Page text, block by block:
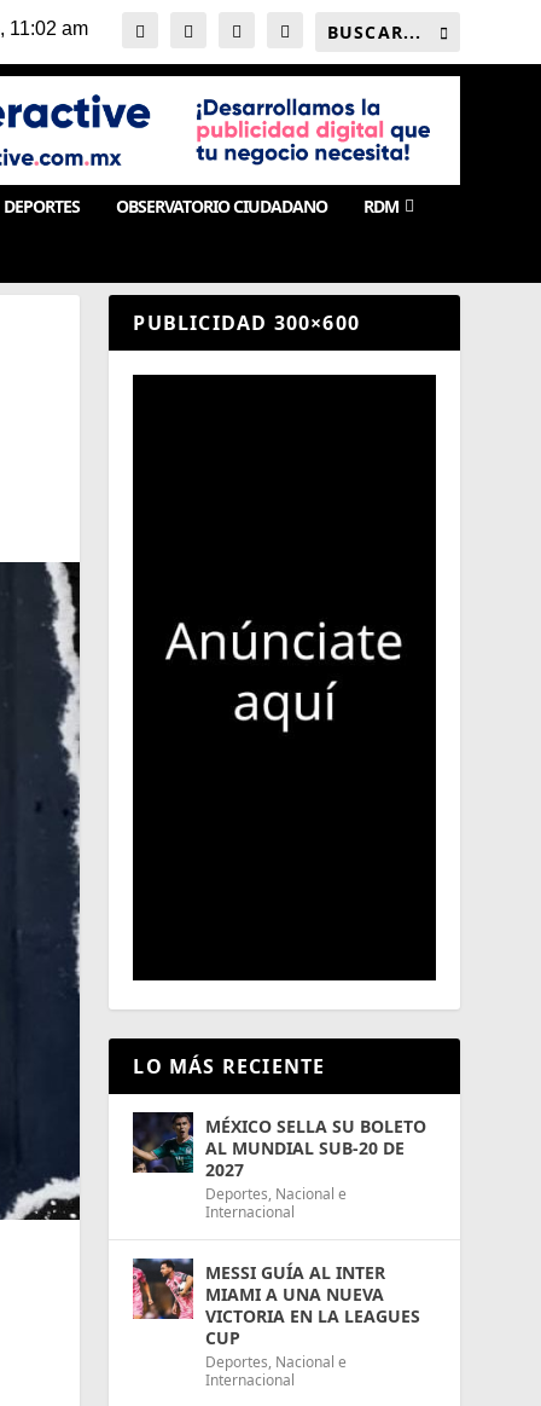
DEPORTES OBSERVATORIO CIUDADANO RDM
PUBLICIDAD 300×600
LO MÁS RECIENTE
MÉXICO SELLA SU BOLETO
AL MUNDIAL SUB-20 DE
2027
Deportes, Nacional e
Internacional
MESSI GUÍA AL INTER
MIAMI A UNA NUEVA
VICTORIA EN LA LEAGUES
CUP
Deportes, Nacional e
Internacional